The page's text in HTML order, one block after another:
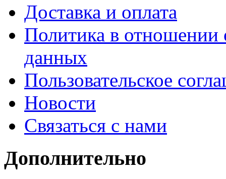
Доставка и оплата
Политика в отношении
данных
Пользовательское
Новости
Связаться с нами
Дополнительно